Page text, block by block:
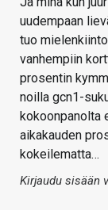
uudempaan
tuo
vanhempiin
prosentin
noilla gcn1-
kokoonpanolta
aikakauden
kokeilematta…
Kirjaudu sisään